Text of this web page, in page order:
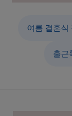
여름 결혼식
출근